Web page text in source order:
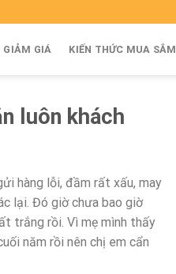
GIẢM GIÁ KIẾN THỨC MUA SẮM
luôn khách
hàng lỗi, đầm rất xấu, may
lại. Đó giờ chưa bao giờ
trắng rồi. Vì mẹ mình thấy
năm rồi nên chị em cẩn